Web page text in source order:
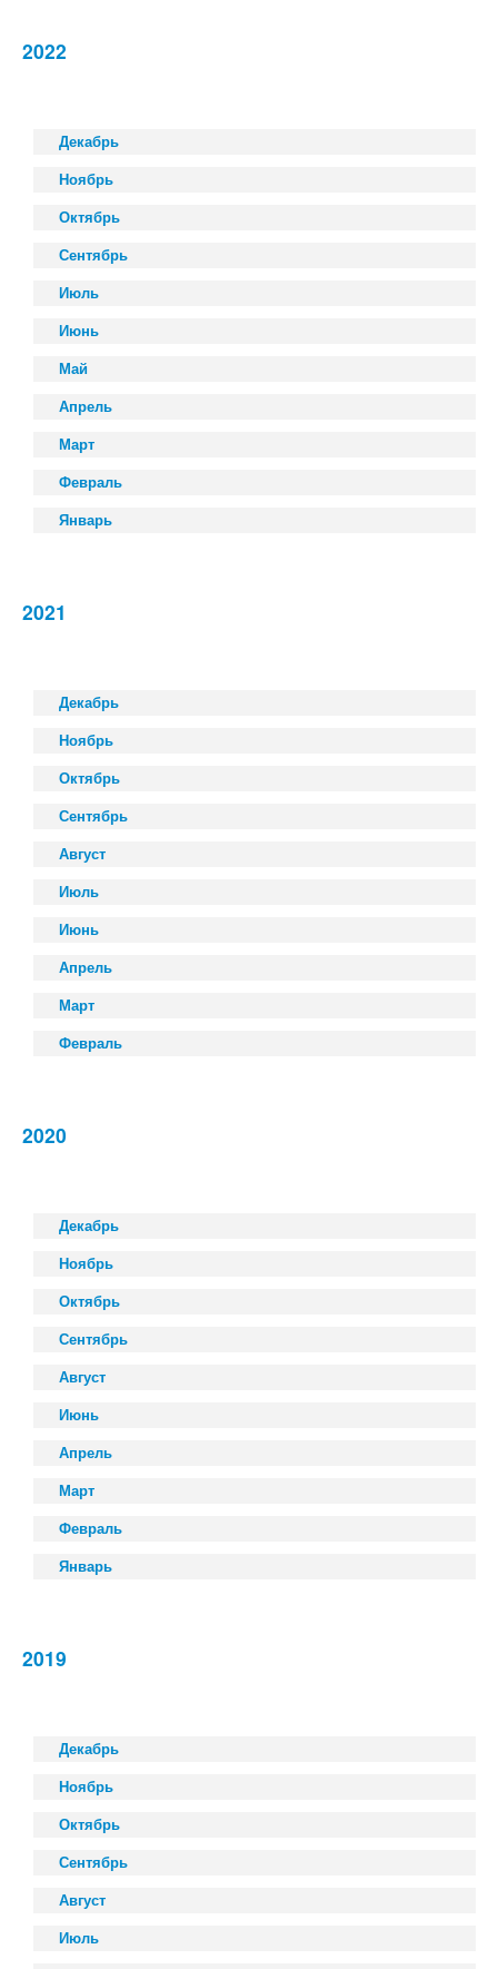
2022
Декабрь
Ноябрь
Октябрь
Сентябрь
Июль
Июнь
Май
Апрель
Март
Февраль
Январь
2021
Декабрь
Ноябрь
Октябрь
Сентябрь
Август
Июль
Июнь
Апрель
Март
Февраль
2020
Декабрь
Ноябрь
Октябрь
Сентябрь
Август
Июнь
Апрель
Март
Февраль
Январь
2019
Декабрь
Ноябрь
Октябрь
Сентябрь
Август
Июль